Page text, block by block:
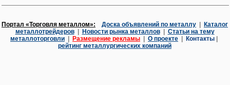
Портал «Торговля металлом»: Доска объявлений по металлу
Каталог
металлотрейдеров
Новости рынка металлов
Статьи на тему
металлоторговли
Размещение рекламы О проекте Контакты
рейтинг металлургических компаний